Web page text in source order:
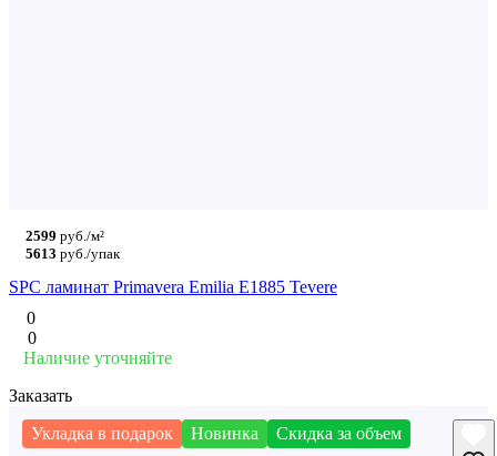
2599 руб./м²
5613 руб./упак
SPC ламинат Primavera Emilia E1885 Tevere
0
0
Наличие уточняйте
Заказать
Укладка в подарок
Новинка Скидка за объем